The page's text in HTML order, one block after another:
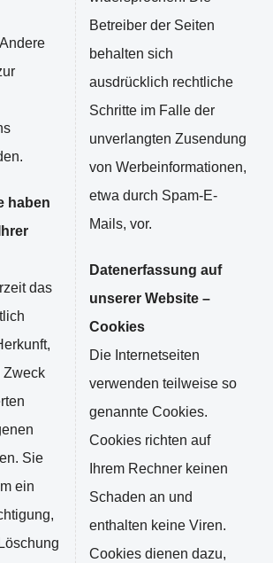
haben
das
Zweck
Sie
ein
Betreiber der Seiten
behalten sich
ausdrücklich rechtliche
Schritte im Falle der
unverlangten Zusendung
von Werbeinformationen,
etwa durch Spam-E-
Mails, vor.
Datenerfassung auf
unserer Website –
Cookies
Die Internetseiten
verwenden teilweise so
genannte Cookies.
Cookies richten auf
Ihrem Rechner keinen
Schaden an und
enthalten keine Viren.
Cookies dienen dazu,